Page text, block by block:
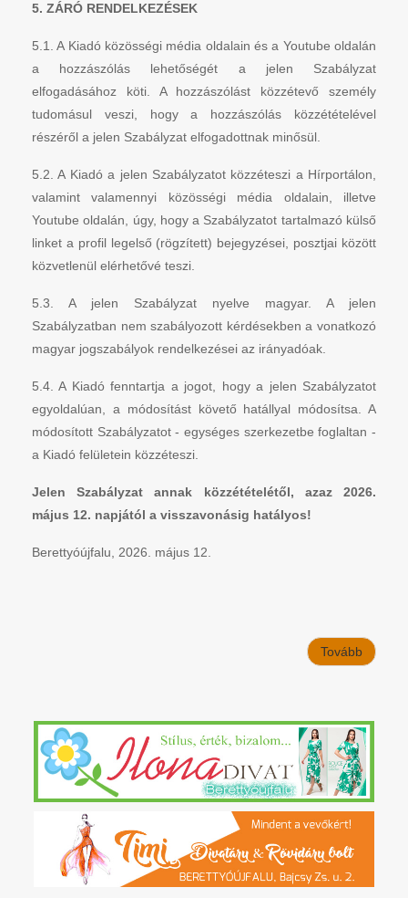
5. ZÁRÓ RENDELKEZÉSEK
5.1. A Kiadó közösségi média oldalain és a Youtube oldalán
a hozzászólás lehetőségét a jelen Szabályzat
elfogadásához köti. A hozzászólást közzétevő személy
tudomásul veszi, hogy a hozzászólás közzétételével
részéről a jelen Szabályzat elfogadottnak minősül.
5.2. A Kiadó a jelen Szabályzatot közzéteszi a Hírportálon,
valamint valamennyi közösségi média oldalain, illetve
Youtube oldalán, úgy, hogy a Szabályzatot tartalmazó külső
linket a profil legelső (rögzített) bejegyzései, posztjai között
közvetlenül elérhetővé teszi.
5.3. A jelen Szabályzat nyelve magyar. A jelen
Szabályzatban nem szabályozott kérdésekben a vonatkozó
magyar jogszabályok rendelkezései az irányadóak.
5.4. A Kiadó fenntartja a jogot, hogy a jelen Szabályzatot
egyoldalúan, a módosítást követő hatállyal módosítsa. A
módosított Szabályzatot - egységes szerkezetbe foglaltan -
a Kiadó felületein közzéteszi.
Jelen Szabályzat annak közzétételétől, azaz 2026.
május 12. napjától a visszavonásig hatályos!
Berettyóújfalu, 2026. május 12.
Tovább